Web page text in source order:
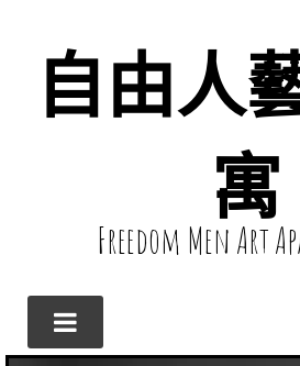
自由人
寓
Freedom Men Art